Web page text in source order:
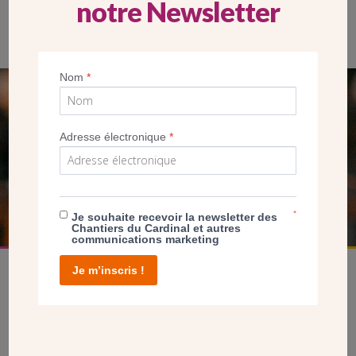
SEUL VOTRE DON
NOUS PERMET D’AGIR
FAIRE UN DON
notre Newsletter
Nom*
Adresse électronique*
Je souhaite recevoir la newsletter des
Chantiers du Cardinal et autres
communications marketing
*
Je m’inscris !